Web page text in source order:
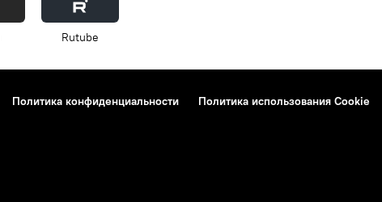
Rutube
Политика конфиденциальности
Политика использования Cookie